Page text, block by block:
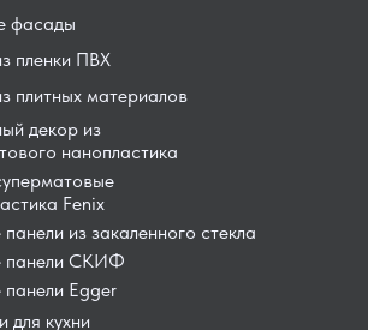
из закаленного стекла
фасады
пленки ПВХ
плитных материалов
декор из
нанопластика
Fenix
панели СКИФ
Egger
для кухни